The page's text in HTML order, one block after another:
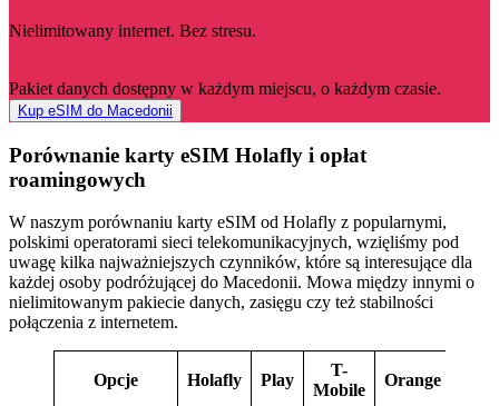
Nielimitowany internet. Bez stresu.
Pakiet danych dostępny w każdym miejscu, o każdym czasie.
Kup eSIM do Macedonii
Porównanie karty eSIM Holafly i opłat
roamingowych
W naszym porównaniu karty eSIM od Holafly z popularnymi,
polskimi operatorami sieci telekomunikacyjnych, wzięliśmy pod
uwagę kilka najważniejszych czynników, które są interesujące dla
każdej osoby podróżującej do Macedonii. Mowa między innymi o
nielimitowanym pakiecie danych, zasięgu czy też stabilności
połączenia z internetem.
Opcje Holafly Play
T-
Mobile
Orange